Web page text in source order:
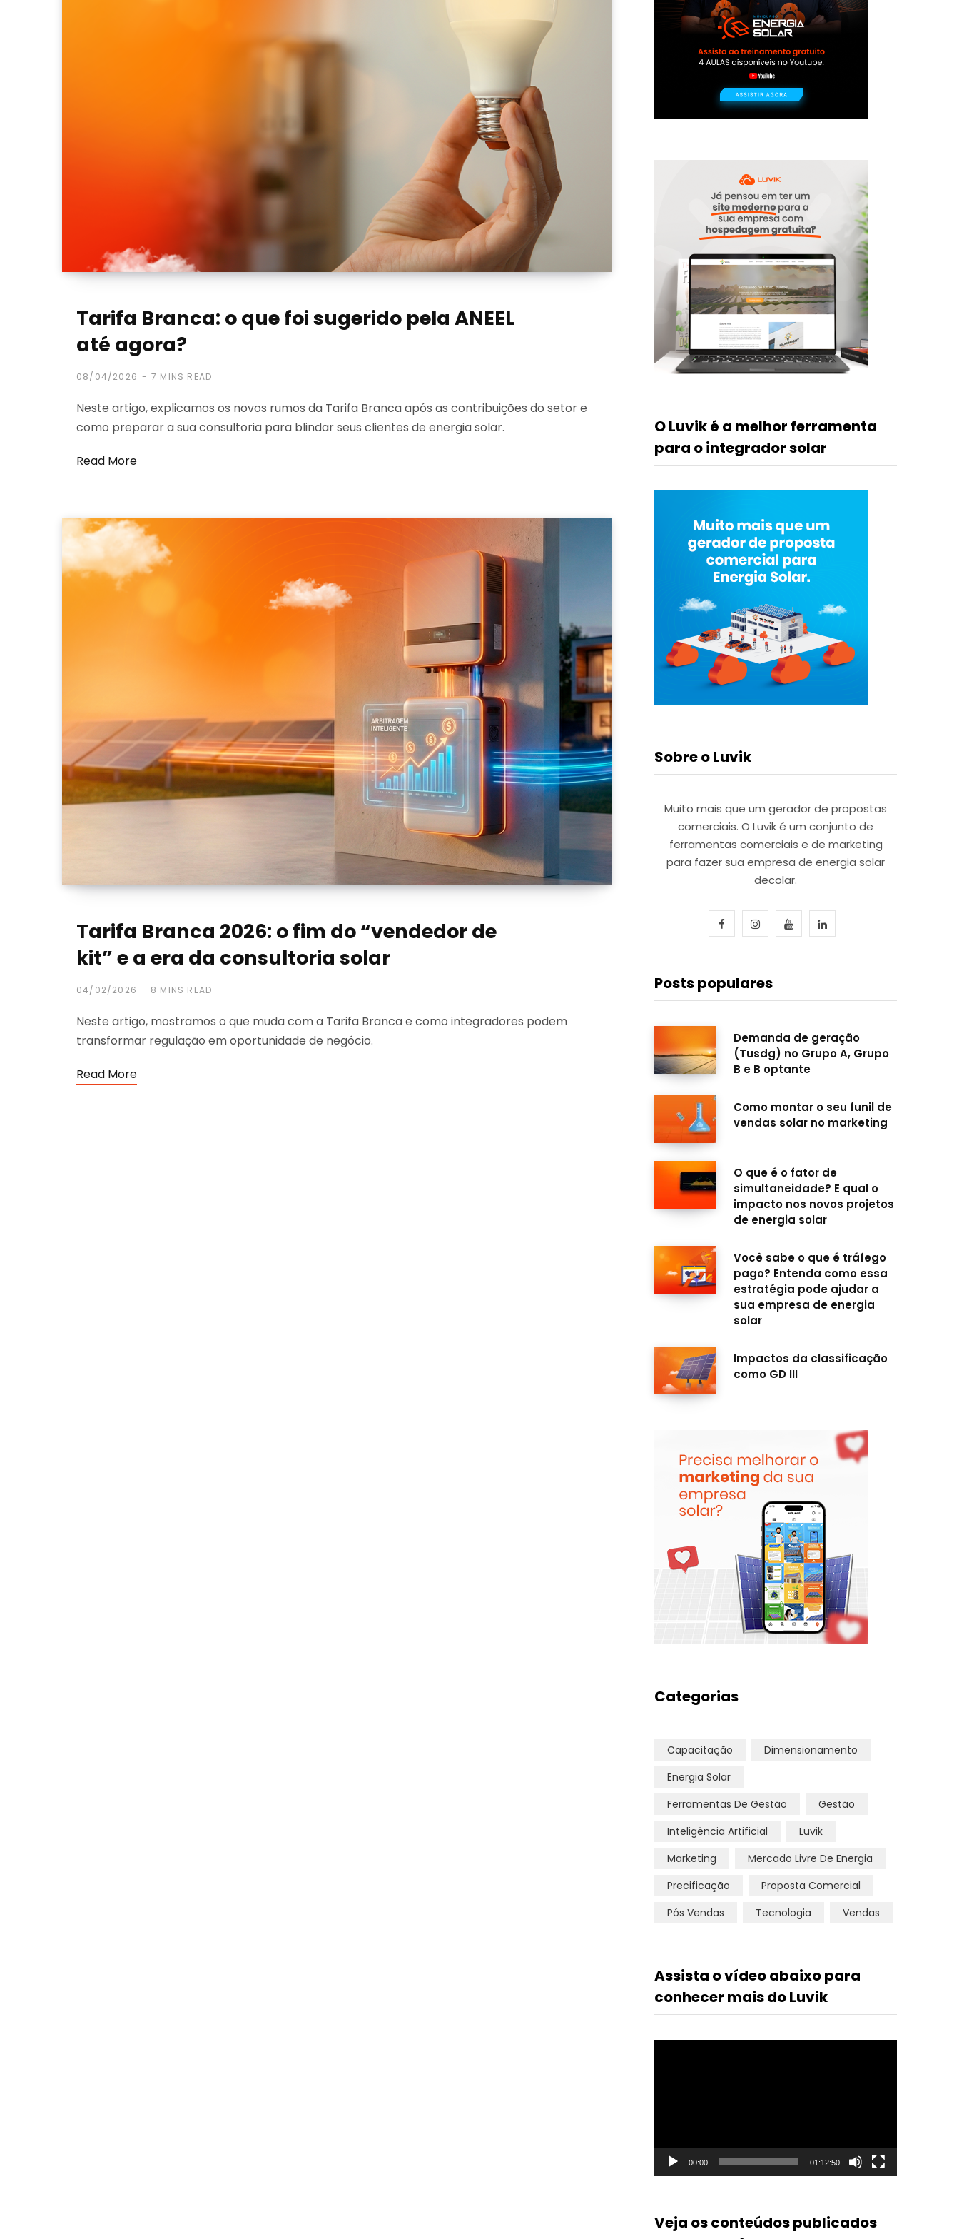
Tarifa Branca: o que foi sugerido pela ANEEL
até agora?
08/04/2026 7 MINS READ
Neste artigo, explicamos os novos rumos da Tarifa Branca após as contribuições do setor e
como preparar a sua consultoria para blindar seus clientes de energia solar.
Read More
Tarifa Branca 2026: o fim do “vendedor de
kit” e a era da consultoria solar
04/02/2026 8 MINS READ
Neste artigo, mostramos o que muda com a Tarifa Branca e como integradores podem
transformar regulação em oportunidade de negócio.
Read More
O Luvik é a melhor ferramenta
para o integrador solar
Sobre o Luvik
Muito mais que um gerador de propostas
comerciais. O Luvik é um conjunto de
ferramentas comerciais e de marketing
para fazer sua empresa de energia solar
decolar.
e
I
t
g
a
Y
T
b
L
k
d
n
Posts populares
Demanda de geração
(Tusdg) no Grupo A, Grupo
B e B optante
Como montar o seu funil de
vendas solar no marketing
O que é o fator de
simultaneidade? E qual o
impacto nos novos projetos
de energia solar
Você sabe o que é tráfego
pago? Entenda como essa
estratégia pode ajudar a
sua empresa de energia
solar
Impactos da classificação
como GD III
Categorias
Capacitação
Dimensionamento
Energia Solar
Ferramentas De Gestão
Gestão
Inteligência Artificial
Luvik
Marketing
Mercado Livre De Energia
Precificação
Proposta Comercial
Pós Vendas
Tecnologia Vendas
Assista o vídeo abaixo para
conhecer mais do Luvik
00:00 01:12:50
Veja os conteúdos publicados